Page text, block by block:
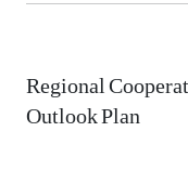
Regional
Outlook Plan